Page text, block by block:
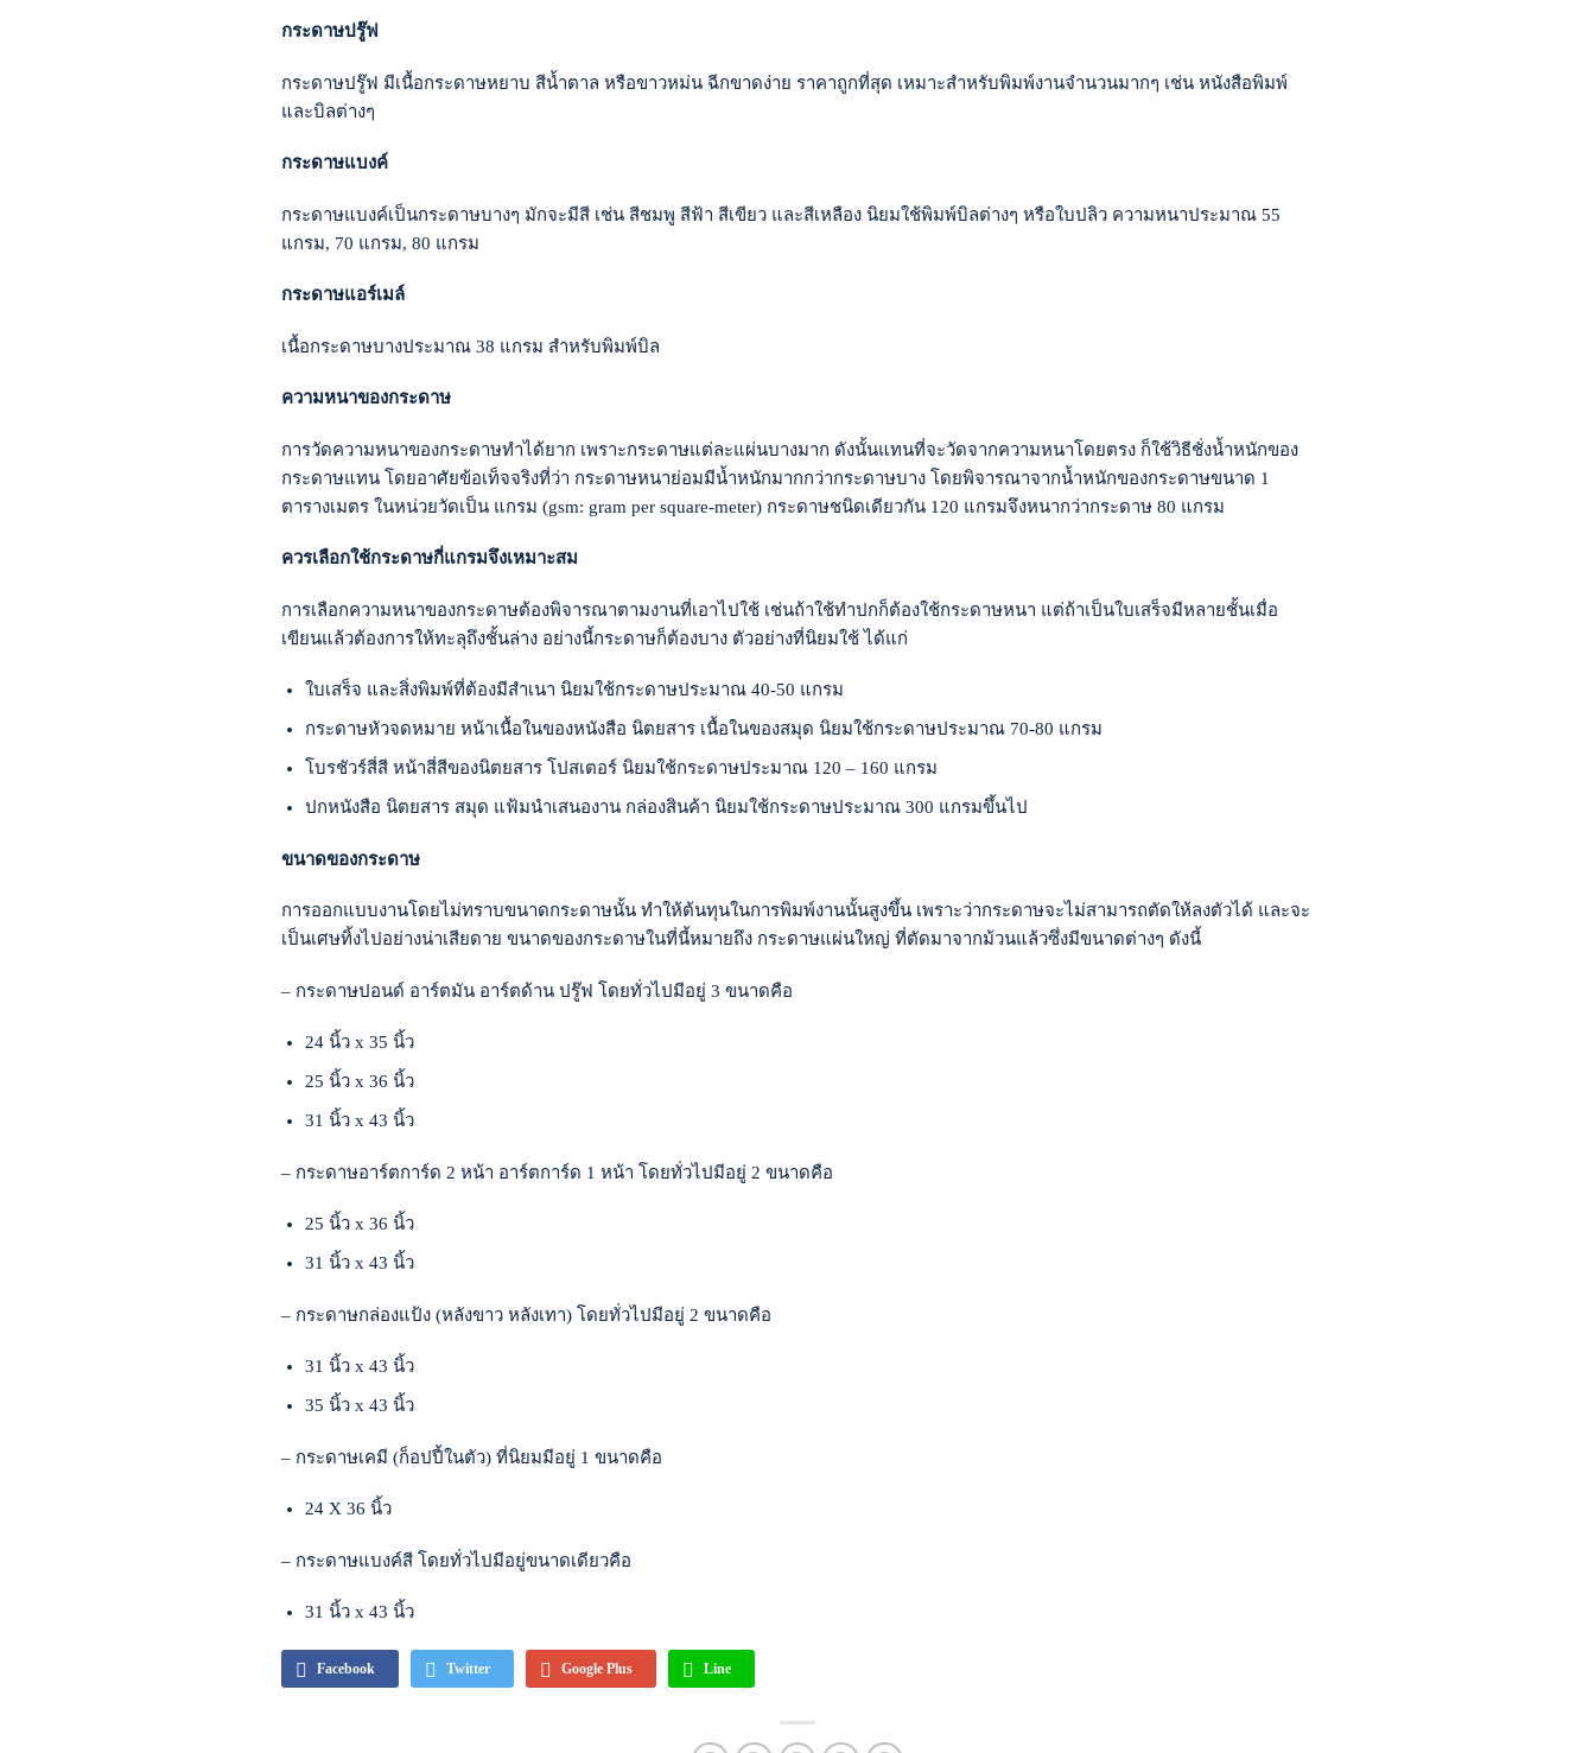
กระดาษปรู๊ฟ
กระดาษปรู๊ฟ มีเนื้อกระดาษหยาบ สีน้ำตาล หรือขาวหม่น ฉีกขาดง่าย ราคาถูกที่สุด เหมาะสำหรับพิมพ์งานจำนวนมากๆ เช่น หนังสือพิมพ์
และบิลต่างๆ
กระดาษแบงค์
กระดาษแบงค์เป็นกระดาษบางๆ มักจะมีสี เช่น สีชมพู สีฟ้า สีเขียว และสีเหลือง นิยมใช้พิมพ์บิลต่างๆ หรือใบปลิว ความหนาประมาณ 55
แกรม, 70 แกรม, 80 แกรม
กระดาษแอร์เมล์
เนื้อกระดาษบางประมาณ 38 แกรม สำหรับพิมพ์บิล
ความหนาของกระดาษ
การวัดความหนาของกระดาษทำได้ยาก เพราะกระดาษแต่ละแผ่นบางมาก ดังนั้นแทนที่จะวัดจากความหนาโดยตรง ก็ใช้วิธีชั่งน้ำหนักของ
กระดาษแทน โดยอาศัยข้อเท็จจริงที่ว่า กระดาษหนาย่อมมีน้ำหนักมากกว่ากระดาษบาง โดยพิจารณาจากน้ำหนักของกระดาษขนาด 1
ตารางเมตร ในหน่วยวัดเป็น แกรม (gsm: gram per square-meter) กระดาษชนิดเดียวกัน 120 แกรมจึงหนากว่ากระดาษ 80 แกรม
ควรเลือกใช้กระดาษกี่แกรมจึงเหมาะสม
การเลือกความหนาของกระดาษต้องพิจารณาตามงานที่เอาไปใช้ เช่นถ้าใช้ทำปกก็ต้องใช้กระดาษหนา แต่ถ้าเป็นใบเสร็จมีหลายชั้นเมื่อ
เขียนแล้วต้องการให้ทะลุถึงชั้นล่าง อย่างนี้กระดาษก็ต้องบาง ตัวอย่างที่นิยมใช้ ได้แก่
ใบเสร็จ และสิ่งพิมพ์ที่ต้องมีสำเนา นิยมใช้กระดาษประมาณ 40-50 แกรม
กระดาษหัวจดหมาย หน้าเนื้อในของหนังสือ นิตยสาร เนื้อในของสมุด นิยมใช้กระดาษประมาณ 70-80 แกรม
โบรชัวร์สี่สี หน้าสี่สีของนิตยสาร โปสเตอร์ นิยมใช้กระดาษประมาณ 120 – 160 แกรม
ปกหนังสือ นิตยสาร สมุด แฟ้มนำเสนองาน กล่องสินค้า นิยมใช้กระดาษประมาณ 300 แกรมขึ้นไป
ขนาดของกระดาษ
การออกแบบงานโดยไม่ทราบขนาดกระดาษนั้น ทำให้ต้นทุนในการพิมพ์งานนั้นสูงขึ้น เพราะว่ากระดาษจะไม่สามารถตัดให้ลงตัวได้ และจะ
เป็นเศษทิ้งไปอย่างน่าเสียดาย ขนาดของกระดาษในที่นี้หมายถึง กระดาษแผ่นใหญ่ ที่ตัดมาจากม้วนแล้วซึ่งมีขนาดต่างๆ ดังนี้
– กระดาษปอนด์ อาร์ตมัน อาร์ตด้าน ปรู๊ฟ โดยทั่วไปมีอยู่ 3 ขนาดคือ
24 นิ้ว x 35 นิ้ว
25 นิ้ว x 36 นิ้ว
31 นิ้ว x 43 นิ้ว
– กระดาษอาร์ตการ์ด 2 หน้า อาร์ตการ์ด 1 หน้า โดยทั่วไปมีอยู่ 2 ขนาดคือ
25 นิ้ว x 36 นิ้ว
31 นิ้ว x 43 นิ้ว
– กระดาษกล่องแป้ง (หลังขาว หลังเทา) โดยทั่วไปมีอยู่ 2 ขนาดคือ
31 นิ้ว x 43 นิ้ว
35 นิ้ว x 43 นิ้ว
– กระดาษเคมี (ก็อปปี้ในตัว) ที่นิยมมีอยู่ 1 ขนาดคือ
24 X 36 นิ้ว
– กระดาษแบงค์สี โดยทั่วไปมีอยู่ขนาดเดียวคือ
31 นิ้ว x 43 นิ้ว
Facebook Twitter Google Plus Line